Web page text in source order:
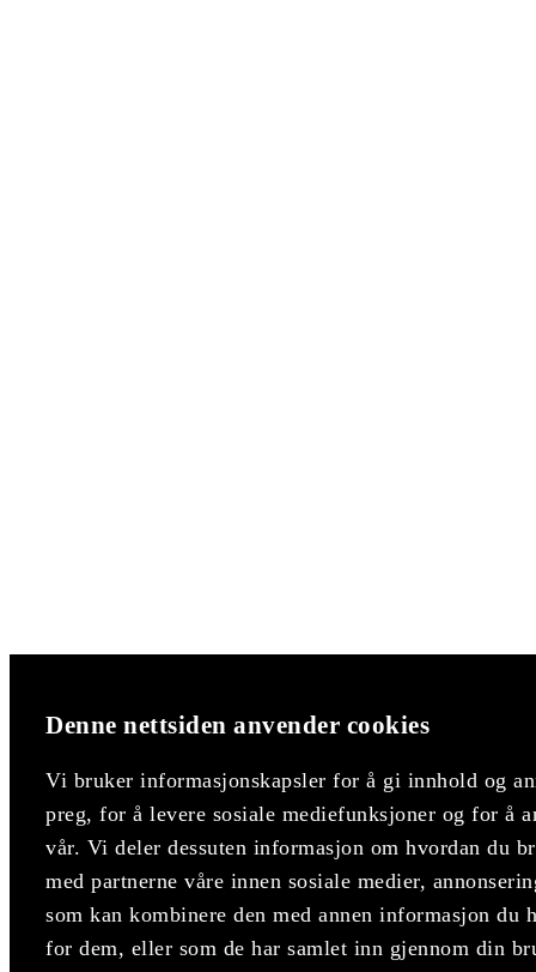
Denne nettsiden anvender cookies
Vi bruker informasjonskapsler for å gi innhold og
preg, for å levere sosiale mediefunksjoner og for å
vår. Vi deler dessuten informasjon om hvordan du
med partnerne våre innen sosiale medier,
som kan kombinere den med annen informasjon
for dem, eller som de har samlet inn gjennom din